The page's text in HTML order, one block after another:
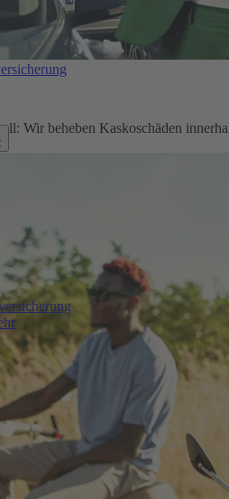
Wir beheben Kaskoschäden